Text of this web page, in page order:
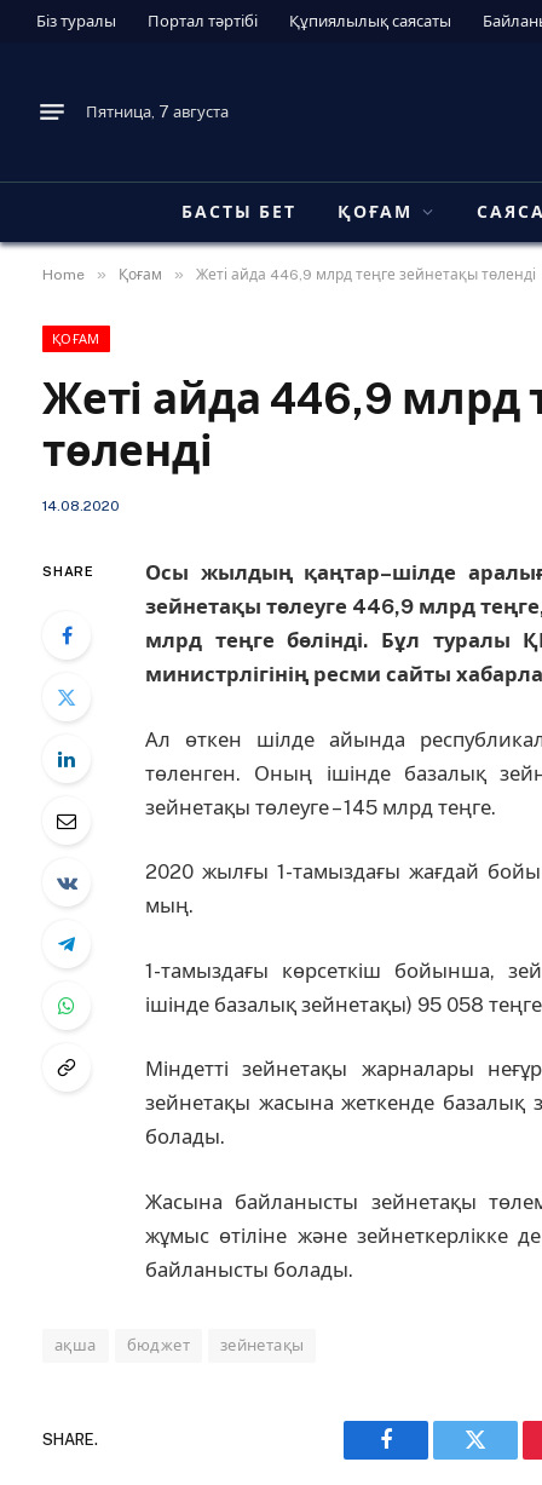
Біз туралы Портал тәртібі Құпиялылық саясаты
Пятница, 7 августа
БАСТЫ БЕТ ҚОҒАМ
Home » Қоғам » Жеті айда 446,9 млрд теңге зейнетақы төленді
ҚОҒАМ
Жеті айда 446,9 млрд
төленді
14.08.2020
SHARE
Осы жылдың қаңтар–шілде
зейнетақы төлеуге 446,9 млрд
млрд теңге бөлінді. Бұл туралы
министрлігінің ресми сайты
Ал өткен шілде айында
төленген. Оның ішінде базалық
зейнетақы төлеуге – 145 млрд теңге.
2020 жылғы 1-тамыздағы жағдай
мың.
1-тамыздағы көрсеткіш бойынша,
ішінде базалық зейнетақы) 95 058
Міндетті зейнетақы жарналары
зейнетақы жасына жеткенде базалық
болады.
Жасына байланысты зейнетақы
жұмыс өтіліне және зейнеткерлікке
байланысты болады.
ақша бюджет зейнетақы
SHARE.
Facebook Twitter